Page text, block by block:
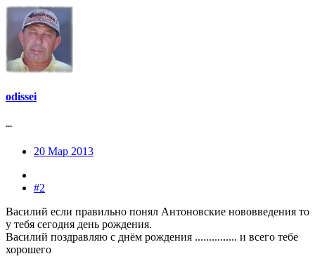
odissei
...
20 Мар 2013
#2
Василий если правильно понял Антоновские нововведения то
у тебя сегодня день рождения.
Василий поздравляю с днём рождения ............... и всего тебе
хорошего